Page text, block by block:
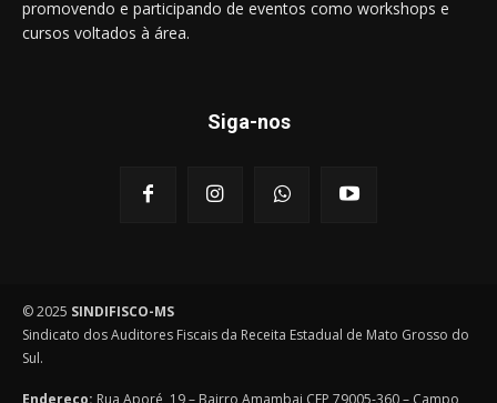
promovendo e participando de eventos como workshops e
cursos voltados à área.
Siga-nos
© 2025 SINDIFISCO-MS
Sindicato dos Auditores Fiscais da Receita Estadual de Mato Grosso do
Sul.
Endereço: Rua Aporé, 19 – Bairro Amambai CEP 79005-360 – Campo